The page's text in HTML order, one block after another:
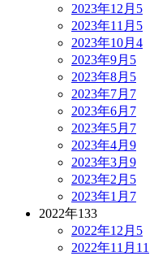
2023年12月 5
2023年11月 5
2023年10月 4
2023年9月 5
2023年8月 5
2023年7月 7
2023年6月 7
2023年5月 7
2023年4月 9
2023年3月 9
2023年2月 5
2023年1月 7
2022年133
2022年12月 5
2022年11月 11